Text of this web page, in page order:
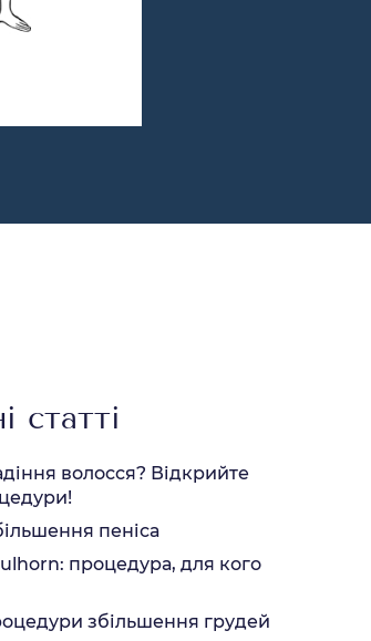
статті
волосся? Відкрийте
пеніса
процедура, для кого
збільшення грудей